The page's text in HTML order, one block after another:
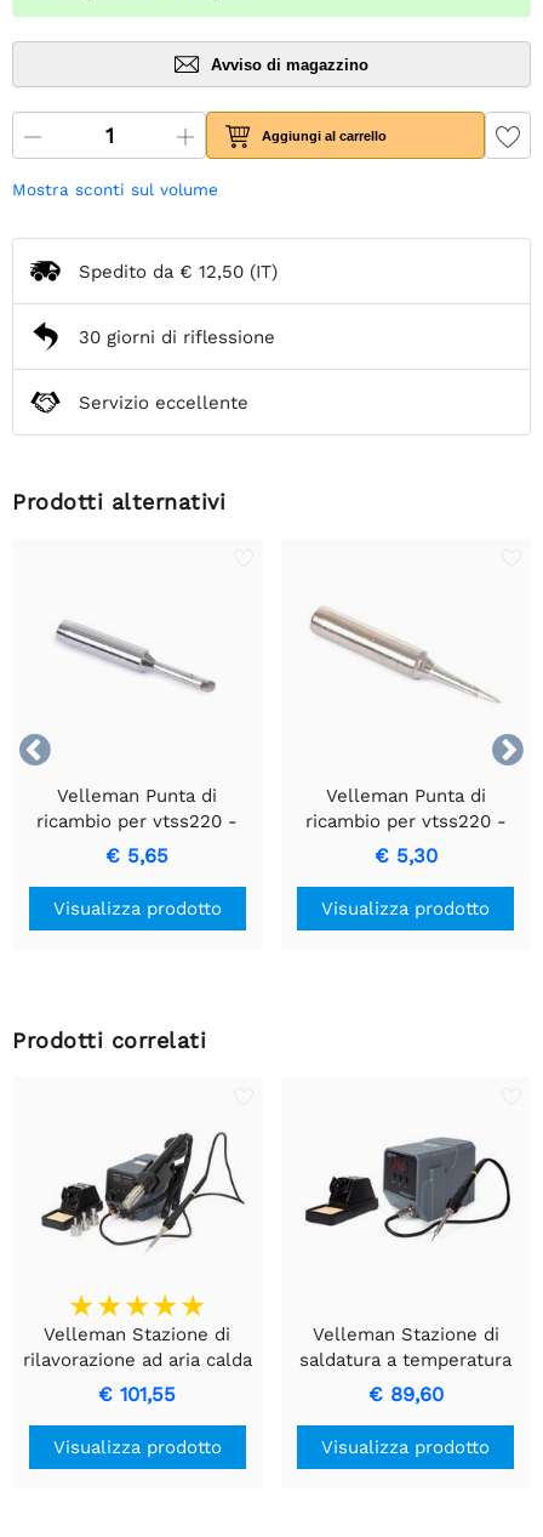
Avviso di magazzino
Aggiungi al carrello
Mostra sconti sul volume
Spedito da € 12,50 (IT)
30 giorni di riflessione
Servizio eccellente
Prodotti alternativi


Velleman Punta di
ricambio per vtss220 -
punta smussata
€ 5,65
Visualizza prodotto
Velleman Punta di
ricambio per vtss220 -
punta a punta
€ 5,30
Visualizza prodotto
Prodotti correlati
Velleman Stazione di
rilavorazione ad aria calda
smd 2 in 1
€ 101,55
Visualizza prodotto
Velleman Stazione di
saldatura a temperatura
controllata
€ 89,60
Visualizza prodotto